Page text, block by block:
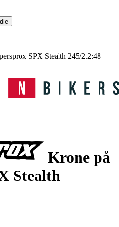
SPX Stealth 245/2.2:48
Krone på
Stealth